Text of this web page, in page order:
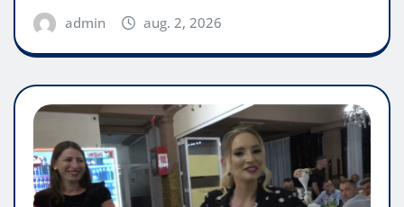
admin aug. 2, 2026